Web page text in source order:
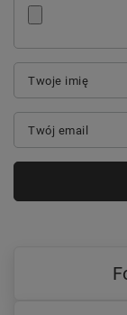
Twoje imię
Twój email